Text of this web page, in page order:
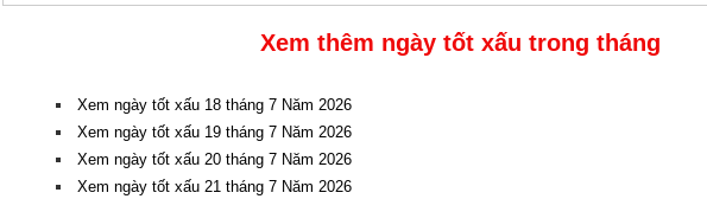
Xem thêm ngày tốt xấu trong tháng
Xem ngày tốt xấu 18 tháng 7 Năm 2026
Xem ngày tốt xấu 19 tháng 7 Năm 2026
Xem ngày tốt xấu 20 tháng 7 Năm 2026
Xem ngày tốt xấu 21 tháng 7 Năm 2026